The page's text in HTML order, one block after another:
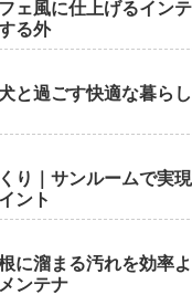
ェ風に仕上げるイン
る外
と過ごす快適な暮ら
り｜サンルームで実
ント
に溜まる汚れを効率
ンテナ